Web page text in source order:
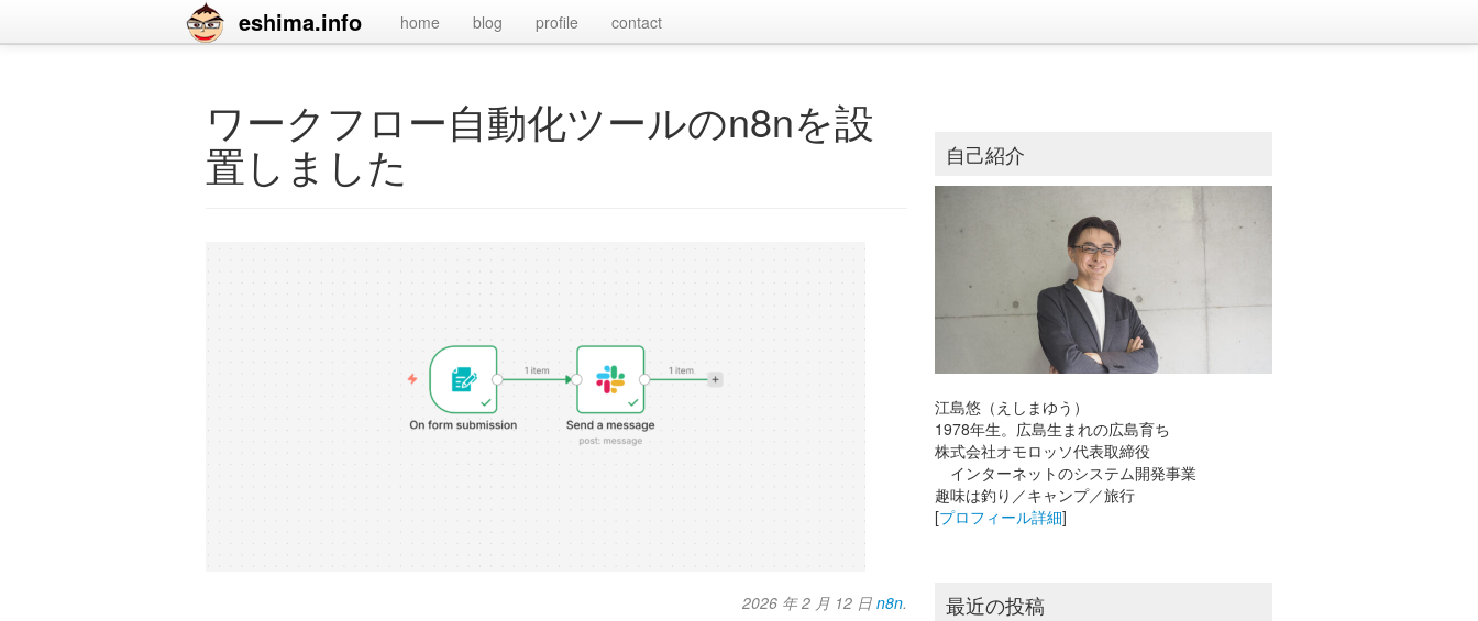
eshima.info home blog profile contact
ワークフロー自動化ツールのn8nを設
置しました
2026 年 2 月 12 日 n8n.
自己紹介
江島悠（えしまゆう）
1978年生。広島生まれの広島育ち
株式会社オモロッソ代表取締役
インターネットのシステム開発事業
趣味は釣り／キャンプ／旅行
[プロフィール詳細]
最近の投稿